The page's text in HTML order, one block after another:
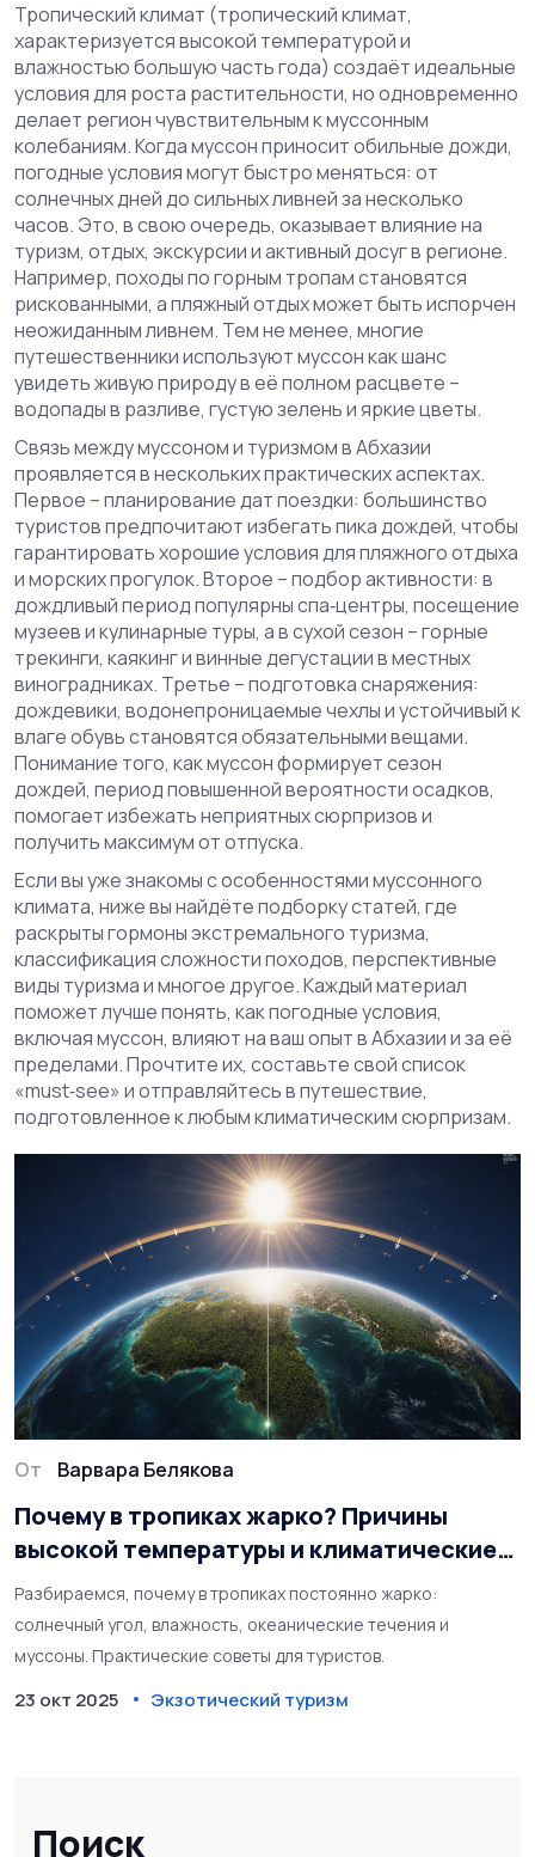
Поиск
Тропический климат (тропический климат,
характеризуется высокой температурой и
влажностью большую часть года) создаёт идеальные
условия для роста растительности, но одновременно
делает регион чувствительным к муссонным
колебаниям. Когда муссон приносит обильные дожди,
погодные условия могут быстро меняться: от
солнечных дней до сильных ливней за несколько
часов. Это, в свою очередь, оказывает влияние на
туризм, отдых, экскурсии и активный досуг в регионе.
Например, походы по горным тропам становятся
рискованными, а пляжный отдых может быть испорчен
неожиданным ливнем. Тем не менее, многие
путешественники используют муссон как шанс
увидеть живую природу в её полном расцвете –
водопады в разливе, густую зелень и яркие цветы.
Связь между муссоном и туризмом в Абхазии
проявляется в нескольких практических аспектах.
Первое – планирование дат поездки: большинство
туристов предпочитают избегать пика дождей, чтобы
гарантировать хорошие условия для пляжного отдыха
и морских прогулок. Второе – подбор активности: в
дождливый период популярны спа‑центры, посещение
музеев и кулинарные туры, а в сухой сезон – горные
трекинги, каякинг и винные дегустации в местных
виноградниках. Третье – подготовка снаряжения:
дождевики, водонепроницаемые чехлы и устойчивый к
влаге обувь становятся обязательными вещами.
Понимание того, как муссон формируетсезон
дождей, период повышенной вероятности осадков,
помогает избежать неприятных сюрпризов и
получить максимум от отпуска.
Если вы уже знакомы с особенностями муссонного
климата, ниже вы найдёте подборку статей, где
раскрыты гормоны экстремального туризма,
классификация сложности походов, перспективные
виды туризма и многое другое. Каждый материал
поможет лучше понять, как погодные условия,
включая муссон, влияют на ваш опыт в Абхазии и за её
пределами. Прочтите их, составьте свой список
«must‑see» и отправляйтесь в путешествие,
подготовленное к любым климатическим сюрпризам.
От Варвара Белякова
Почему в тропиках жарко? Причины
высокой температуры и климатические
факторы
Разбираемся, почему в тропиках постоянно жарко:
солнечный угол, влажность, океанические течения и
муссоны. Практические советы для туристов.
23 окт 2025 Экзотический туризм